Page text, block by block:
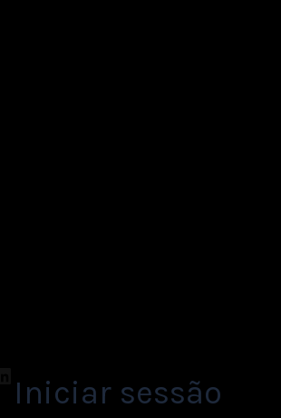
LinkedIn
Iniciar sessão